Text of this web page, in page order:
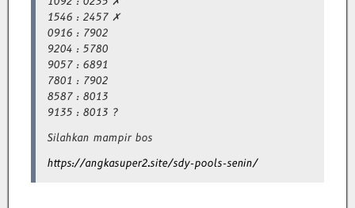
1546 : 2457 ✗
0916 : 7902
9204 : 5780
9057 : 6891
7801 : 7902
8587 : 8013
9135 : 8013 ?
Silahkan mampir bos
https://angkasuper2.site/sdy-pools-senin/